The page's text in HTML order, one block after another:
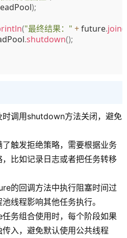
);
("最终结果：" + future.join(
.shutdown();
时调用shutdown方法关闭，避免
触发拒绝策略，需要根据业务
比如记录日志或者把任务转移
的回调方法中执行阻塞时间过
线程影响其他任务执行。
务组合使用时，每个阶段如果
入，避免默认使用公共线程